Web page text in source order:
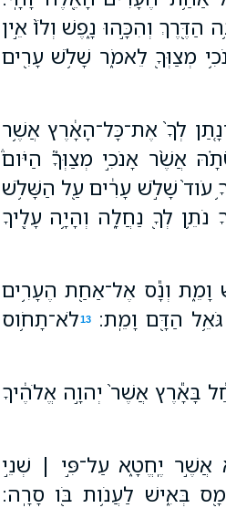
הַדֶּ֖רֶךְ וְהִכָּ֣הוּ נָ֑פֶשׁ וְלֹו֙ אֵ֣ין
מְצַוְּךָ֖ לֵאמֹ֑ר שָׁלֹ֥שׁ עָרִ֖ים
לְךָ֙ אֶת־כָּל־הָאָ֔רֶץ אֲשֶׁ֥ר
אֲשֶׁ֨ר אָנֹכִ֣י מְצַוְּךָ֮ הַיֹּום֒
עֹוד֙ שָׁלֹ֣שׁ עָרִ֔ים עַ֖ל הַשָּׁלֹ֥שׁ
לְךָ֖ נַחֲלָ֑ה וְהָיָ֥ה עָלֶ֖יךָ
וָמֵ֑ת וְנָ֕ס אֶל־אַחַ֖ת הֶעָרִ֥ים
גֹּאֵ֥ל הַדָּ֖ם וָמֵֽת׃ 13לֹא־תָחֹ֥וס
בָּאָ֕רֶץ אֲשֶׁר֙ יְהוָ֣ה אֱלֹהֶ֔יךָ
אֲשֶׁ֣ר יֶֽחֱטָ֑א עַל־פִּ֣י ׀ שְׁנֵ֣י
בְּאִ֑ישׁ לַעֲנֹ֥ות בֹּ֖ו סָרָֽה׃